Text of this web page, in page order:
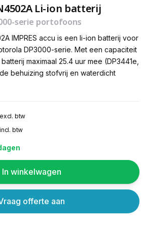
Li-ion batterij
serie portofoons
IMPRES accu is een li-ion batterij voor
DP3000-serie. Met een capaciteit
maximaal 25.4 uur mee (DP3441e,
behuizing stofvrij en waterdicht
excl. btw
incl. btw
In winkelwagen
offerte aan